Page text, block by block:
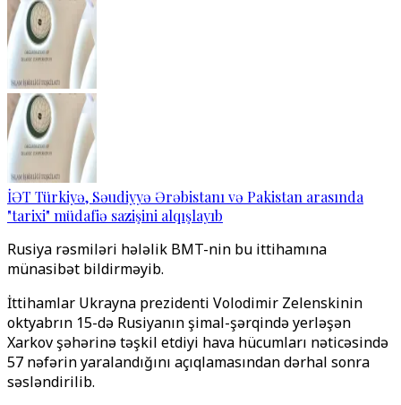
İƏT Türkiyə, Səudiyyə Ərəbistanı və Pakistan arasında
"tarixi" müdafiə sazişini alqışlayıb
Rusiya rəsmiləri hələlik BMT-nin bu ittihamına
münasibət bildirməyib.
İttihamlar Ukrayna prezidenti Volodimir Zelenskinin
oktyabrın 15-də Rusiyanın şimal-şərqində yerləşən
Xarkov şəhərinə təşkil etdiyi hava hücumları nəticəsində
57 nəfərin yaralandığını açıqlamasından dərhal sonra
səsləndirilib.